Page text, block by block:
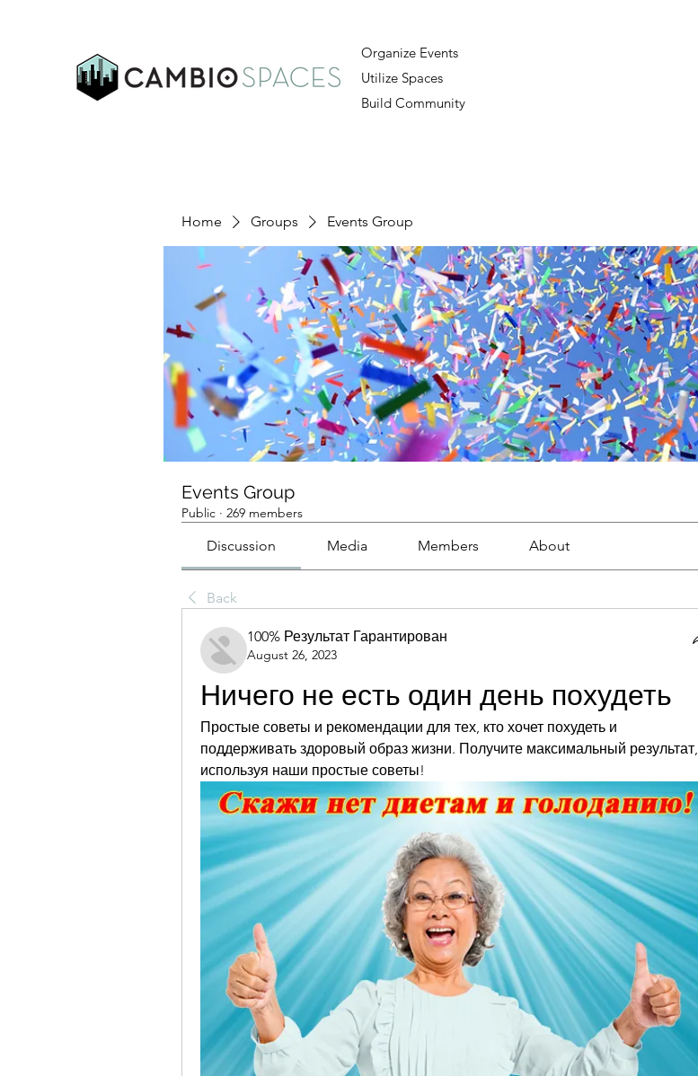
Organize Events
Utilize Spaces
Build Community
Home Groups Events Group
Events Group
Public · 269 members
Discussion Media Members About
Back
100% Результат Гарантирован
August 26, 2023
Ничего не есть один день похудеть
Простые советы и рекомендации для тех, кто хочет похудеть и
поддерживать здоровый образ жизни. Получите максимальный результат,
используя наши простые советы!